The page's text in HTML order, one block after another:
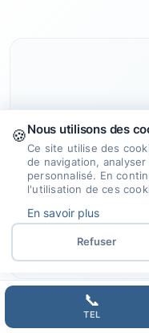
Nous mettons
concevoir
📞
TEL
🍪Nous utilisons des
Ce site utilise des
de navigation,
personnalisé. En
l'utilisation de ces
En savoir plus
Refuser